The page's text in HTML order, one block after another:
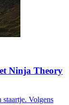
Ninja Theory
Volgens